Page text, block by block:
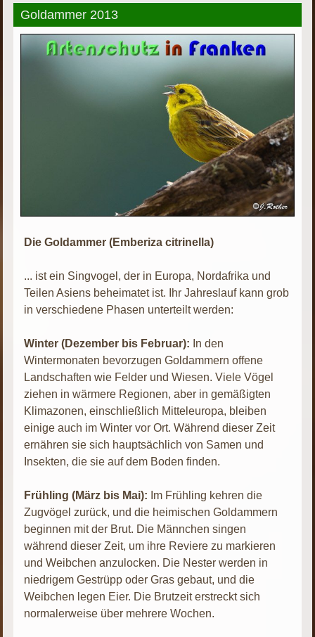
Goldammer 2013
Die Goldammer (Emberiza citrinella)
... ist ein Singvogel, der in Europa, Nordafrika und
Teilen Asiens beheimatet ist. Ihr Jahreslauf kann grob
in verschiedene Phasen unterteilt werden:
Winter (Dezember bis Februar): In den
Wintermonaten bevorzugen Goldammern offene
Landschaften wie Felder und Wiesen. Viele Vögel
ziehen in wärmere Regionen, aber in gemäßigten
Klimazonen, einschließlich Mitteleuropa, bleiben
einige auch im Winter vor Ort. Während dieser Zeit
ernähren sie sich hauptsächlich von Samen und
Insekten, die sie auf dem Boden finden.
Frühling (März bis Mai): Im Frühling kehren die
Zugvögel zurück, und die heimischen Goldammern
beginnen mit der Brut. Die Männchen singen
während dieser Zeit, um ihre Reviere zu markieren
und Weibchen anzulocken. Die Nester werden in
niedrigem Gestrüpp oder Gras gebaut, und die
Weibchen legen Eier. Die Brutzeit erstreckt sich
normalerweise über mehrere Wochen.